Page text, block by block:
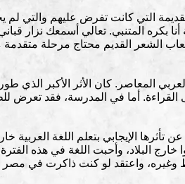
التي كانت تفرض عليهم والتي لم
أنا بكره المتنبي. تعالي أسمعك نزار
الشعر القديم محتاج مرحلة
المعاصر. كان الأثر الأكبر الذي طور
القراءة. أما في المدرسة، فقد
الإيجابي بتعلم اللغة العربية
البلاد، وأحبت اللغة في هذه
واعتقد لو كنت ذاكرت في مصر